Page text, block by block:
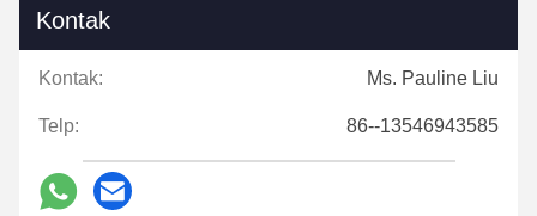
Kontak
Kontak: Ms. Pauline Liu
Telp: 86--13546943585